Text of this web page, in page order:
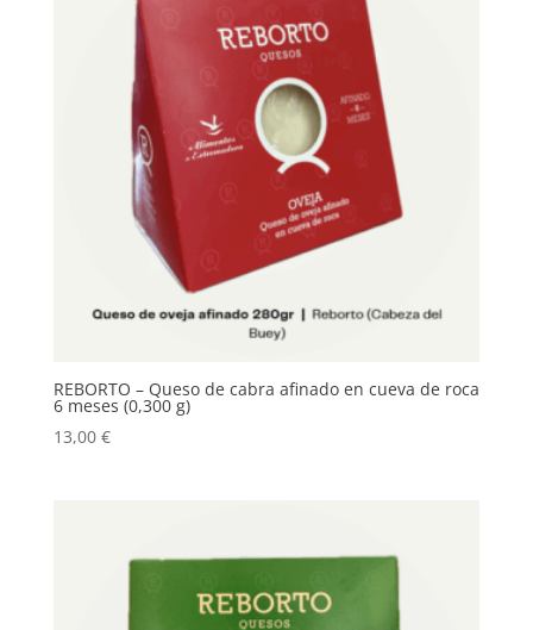
REBORTO – Queso de cabra afinado en cueva de roca
6 meses (0,300 g)
13,00 €